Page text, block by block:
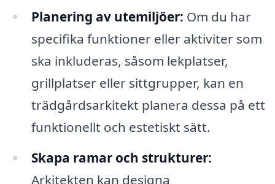
Planering av utemiljöer: Om du har
specifika funktioner eller aktiviter som
ska inkluderas, såsom lekplatser,
grillplatser eller sittgrupper, kan en
trädgårdsarkitekt planera dessa på ett
funktionellt och estetiskt sätt.
Skapa ramar och strukturer:
Arkitekten kan designa